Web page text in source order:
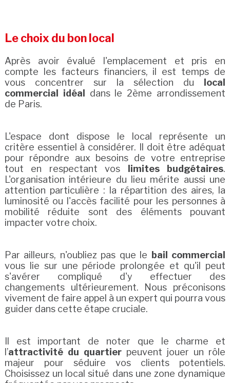
Le choix du bon local
Après avoir évalué l'emplacement et pris en
compte les facteurs financiers, il est temps de
vous concentrer sur la sélection du
local
commercial idéal
dans le 2ème arrondissement
de Paris.
L'espace dont dispose le local représente un
critère essentiel à considérer. Il doit être adéquat
pour répondre aux besoins de votre entreprise
tout en respectant vos
limites budgétaires.
L'organisation intérieure du lieu mérite aussi une
attention particulière : la répartition des aires, la
luminosité ou l'accès facilité pour les personnes à
mobilité réduite sont des éléments pouvant
impacter votre choix.
Par ailleurs, n'oubliez pas que le bail commercial
vous lie sur une période prolongée et qu'il peut
s'avérer compliqué d'y effectuer des
changements ultérieurement. Nous préconisons
vivement de faire appel à un expert qui pourra vous
guider dans cette étape cruciale.
Il est important de noter que le charme et
l’attractivité du quartierpeuvent jouer un rôle
majeur pour séduire vos clients potentiels.
Choisissez un local situé dans une zone dynamique